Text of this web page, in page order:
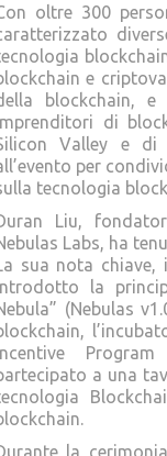
oltre 300
e
blockchain,
di
Valley e
per
tecnologia
Liu,
Labs, ha
sua nota chiave,
la
(Nebulas
a una
la